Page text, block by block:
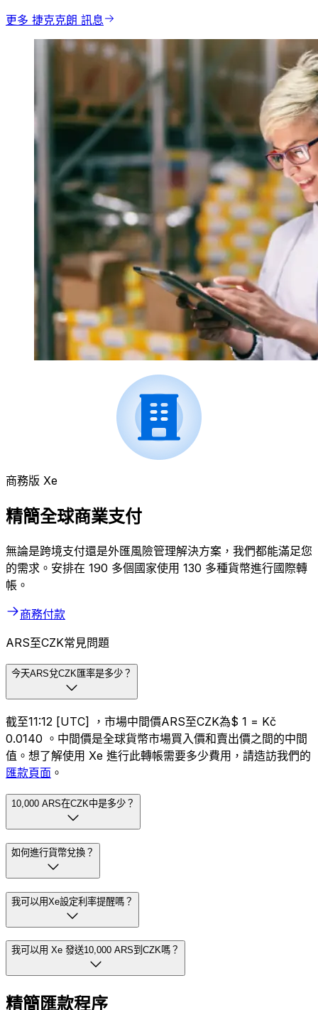
更多 捷克克朗 訊息
商務版 Xe
精簡全球商業支付
無論是跨境支付還是外匯風險管理解決方案，我們都能滿足您
的需求。安排在 190 多個國家使用 130 多種貨幣進行國際轉
帳。
商務付款
ARS至CZK常見問題
今天ARS兌CZK匯率是多少？
截至11:12 [UTC] ，市場中間價ARS至CZK為$ 1 = Kč
0.0140 。中間價是全球貨幣市場買入價和賣出價之間的中間
值。想了解使用 Xe 進行此轉帳需要多少費用，請造訪我們的
匯款頁面 。
10,000 ARS在CZK中是多少？
如何進行貨幣兌換？
我可以用Xe設定利率提醒嗎？
我可以用 Xe 發送10,000 ARS到CZK嗎？
精簡匯款程序